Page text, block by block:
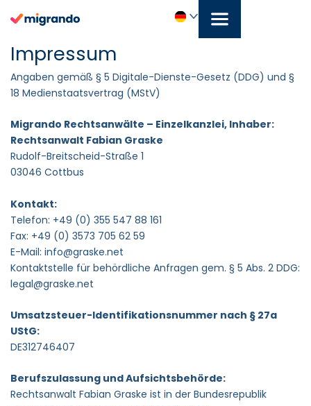
Inhalt
Deutsch
Impressum
Angaben gemäß § 5 Digitale-Dienste-Gesetz (DDG) und §
18 Medienstaatsvertrag (MStV)
Migrando Rechtsanwälte – Einzelkanzlei, Inhaber:
Rechtsanwalt Fabian Graske
Rudolf-Breitscheid-Straße 1
03046 Cottbus
Kontakt:
Telefon: +49 (0) 355 547 88 161
Fax: +49 (0) 3573 705 62 59
E-Mail: info@graske.net
Kontaktstelle für behördliche Anfragen gem. § 5 Abs. 2 DDG:
legal@graske.net
Umsatzsteuer-Identifikationsnummer nach § 27a
UStG:
DE312746407
Berufszulassung und Aufsichtsbehörde:
Rechtsanwalt Fabian Graske ist in der Bundesrepublik